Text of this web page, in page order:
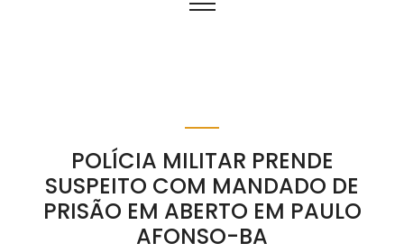
POLÍCIA MILITAR PRENDE
SUSPEITO COM MANDADO DE
PRISÃO EM ABERTO EM PAULO
AFONSO-BA